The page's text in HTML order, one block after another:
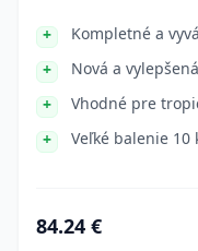
Kompletné a
Nová a
Vhodné pre
Veľké balenie
84.24 €